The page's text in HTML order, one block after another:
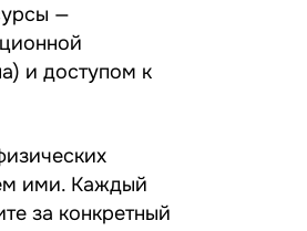
—
и доступом к
ими. Каждый
за конкретный